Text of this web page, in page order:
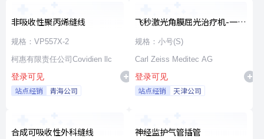
非吸收性聚丙烯缝线
规格：VP557X-2
柯惠有限责任公司Covidien llc
登录可见
站点经销 青海公司
飞秒激光角膜屈光治疗机-一次
性使用无菌治疗包
规格：小号(S)
Carl Zeiss Meditec AG
登录可见
站点经销 天津公司
合成可吸收性外科缝线 神经监护气管插管